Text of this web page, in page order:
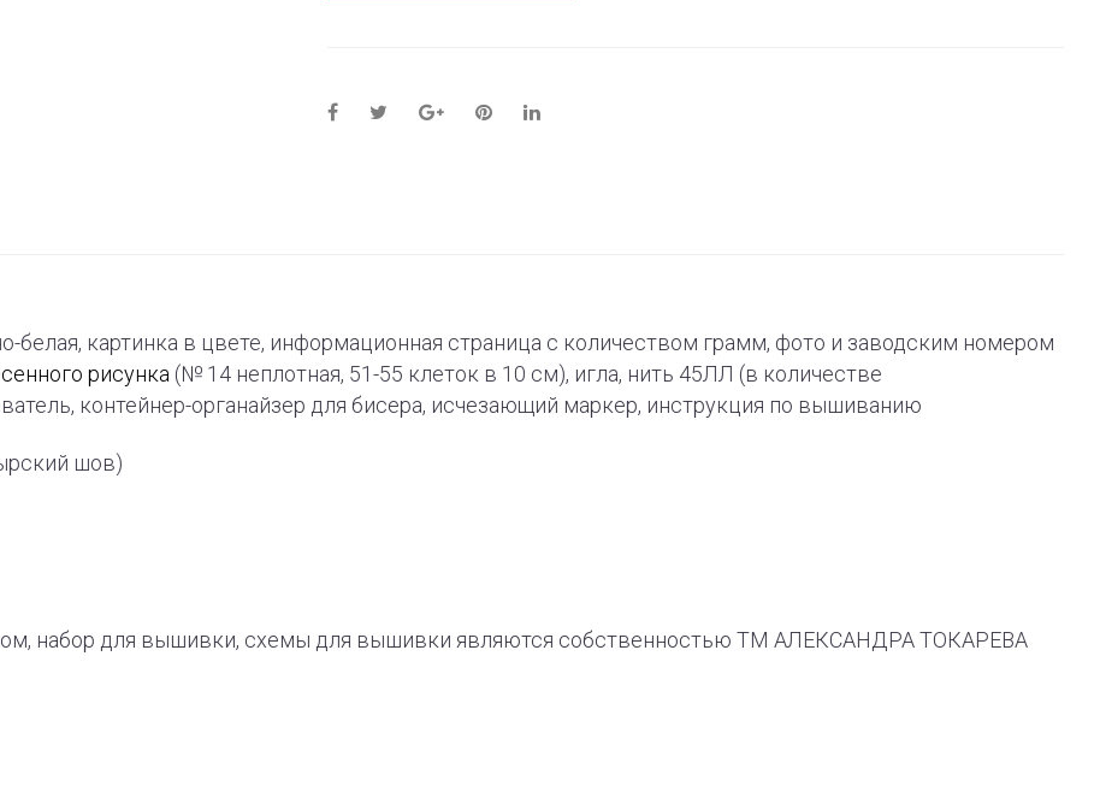
белая, картинка в цвете, информационная страница с количеством грамм, фото и заводским номером
рисунка (№ 14 неплотная, 51-55 клеток в 10 см), игла, нить 45ЛЛ (в количестве
контейнер-органайзер для бисера, исчезающий маркер, инструкция по вышиванию
шов)
набор для вышивки, схемы для вышивки являются собственностью ТМ АЛЕКСАНДРА ТОКАРЕВА